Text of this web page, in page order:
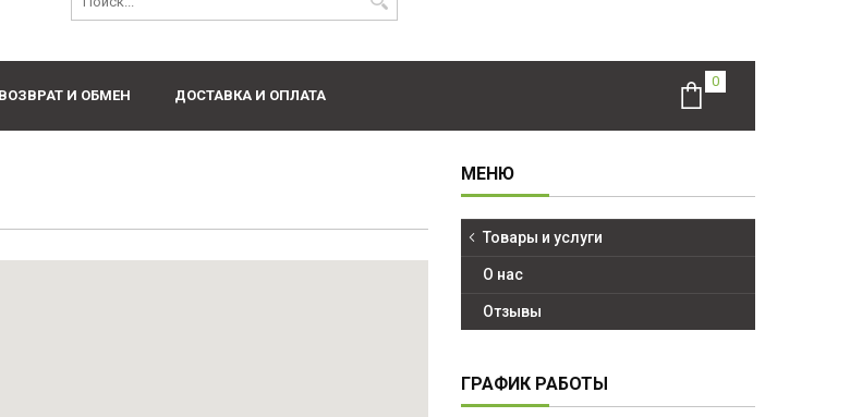
ВОЗВРАТ И ОБМЕН ДОСТАВКА И ОПЛАТА
Товары и услуги
О нас
Отзывы
ГРАФИК РАБОТЫ